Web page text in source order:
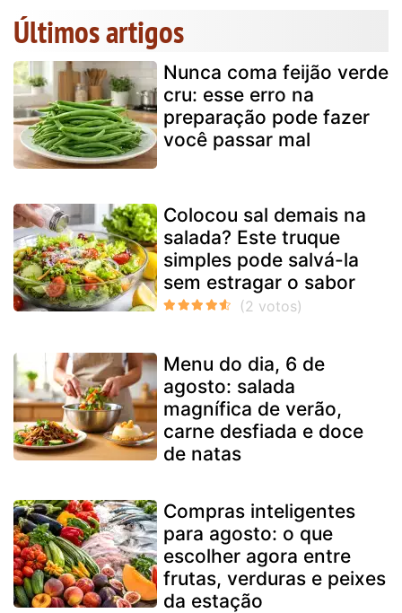
Últimos artigos
Nunca coma feijão verde
cru: esse erro na
preparação pode fazer
você passar mal
Colocou sal demais na
salada? Este truque
simples pode salvá-la
sem estragar o sabor
Menu do dia, 6 de
agosto: salada
magnífica de verão,
carne desfiada e doce
de natas
Compras inteligentes
para agosto: o que
escolher agora entre
frutas, verduras e peixes
da estação